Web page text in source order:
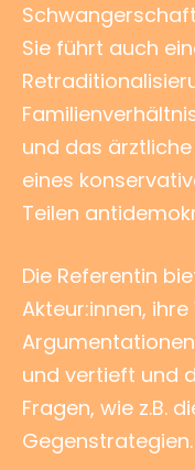
Sie führt auch
und das
eines
Teilen
Die Referentin
Akteur:innen,
und vertieft und
Fragen, wie z.B.
Gegenstrategien.